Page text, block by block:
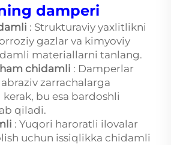
damperi
: Strukturaviy yaxlitlikni
gazlar va kimyoviy
materiallarni tanlang.
chidamli : Damperlar
zarrachalarga
bu esa bardoshli
qiladi.
: Yuqori haroratli ilovalar
uchun issiqlikka chidamli